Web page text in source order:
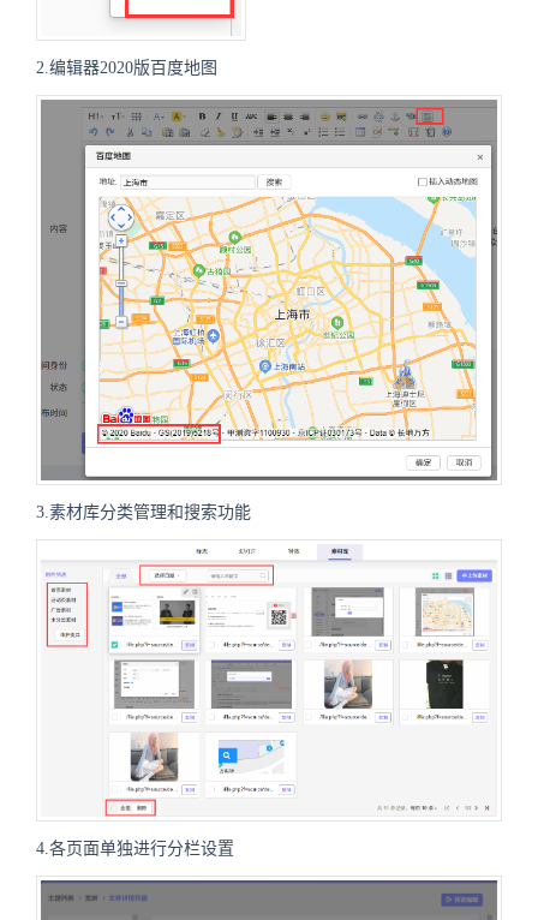
2.编辑器2020版百度地图
3.素材库分类管理和搜索功能
4.各页面单独进行分栏设置